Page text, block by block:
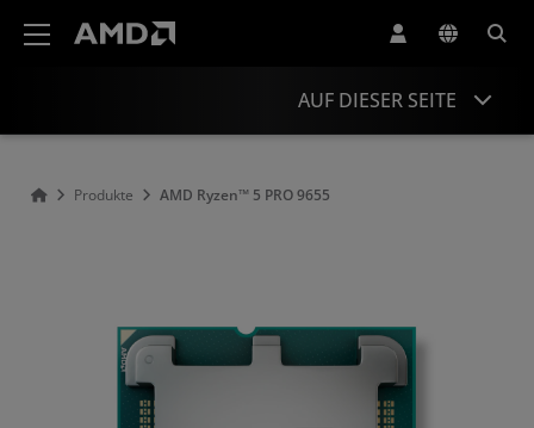
AUF DIESER SEITE
Produkte AMD Ryzen™ 5 PRO 9655